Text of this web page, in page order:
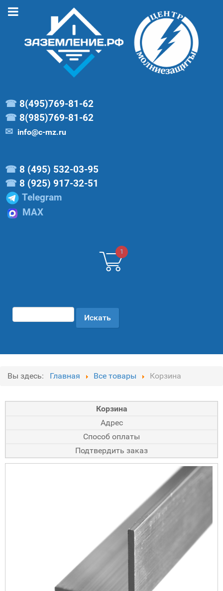
☎ 8(495)769-81-62
☎ 8(985)769-81-62
✉ info@c-mz.ru
☎ 8 (495) 532-03-95
☎ 8 (925) 917-32-51
Telegram
MAX
1
Вы здесь: Главная Все товары Корзина
Корзина
Адрес
Способ оплаты
Подтвердить заказ